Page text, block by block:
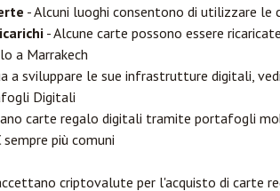
- Alcuni luoghi consentono di utilizzare
- Alcune carte possono essere ricaricate
a Marrakech
a sviluppare le sue infrastrutture digitali,
Digitali
carte regalo digitali tramite portafogli
più comuni
criptovalute per l'acquisto di carte